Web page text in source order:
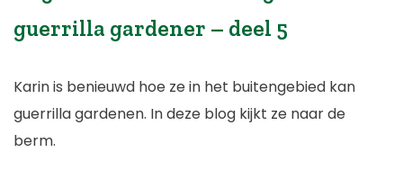
guerrilla gardener – deel 5
Karin is benieuwd hoe ze in het buitengebied kan
guerrilla gardenen. In deze blog kijkt ze naar de
berm.